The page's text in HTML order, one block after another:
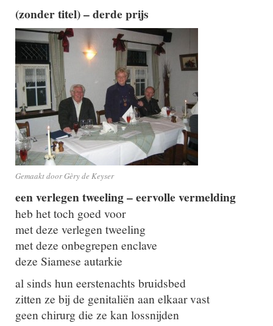
(zonder titel) – derde prijs
Gemaakt door Gèry de Keyser
een verlegen tweeling – eervolle vermelding
heb het toch goed voor
met deze verlegen tweeling
met deze onbegrepen enclave
deze Siamese autarkie
al sinds hun eerstenachts bruidsbed
zitten ze bij de genitaliën aan elkaar vast
geen chirurg die ze kan lossnijden